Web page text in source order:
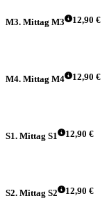
M3. Mittag M3 12,90 €
M4. Mittag M4 12,90 €
S1. Mittag S1 12,90 €
S2. Mittag S2 12,90 €